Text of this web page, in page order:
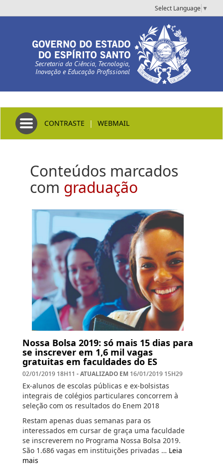
Select Language ▼
Secretaria da Ciência, Tecnologia,
Inovação e Educação Profissional
Toggle navigation
CONTRASTE | WEBMAIL
Conteúdos marcados
com graduação
Nossa Bolsa 2019: só mais 15 dias para
se inscrever em 1,6 mil vagas
gratuitas em faculdades do ES
02/01/2019 18H11 - ATUALIZADO EM 16/01/2019 15H29
Ex-alunos de escolas públicas e ex-bolsistas
integrais de colégios particulares concorrem à
seleção com os resultados do Enem 2018
Restam apenas duas semanas para os
interessados em cursar de graça uma faculdade
se inscreverem no Programa Nossa Bolsa 2019.
São 1.686 vagas em instituições privadas … Leia
mais